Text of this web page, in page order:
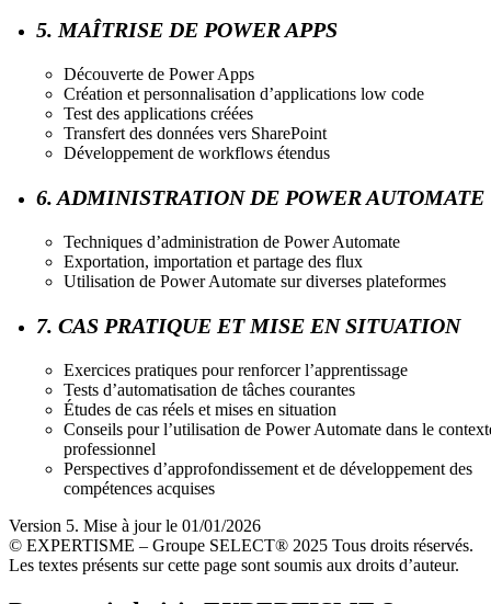
5. MAÎTRISE DE POWER APPS
Découverte de Power Apps
Création et personnalisation d’applications low code
Test des applications créées
Transfert des données vers SharePoint
Développement de workflows étendus
6. ADMINISTRATION DE POWER AUTOMATE
Techniques d’administration de Power Automate
Exportation, importation et partage des flux
Utilisation de Power Automate sur diverses plateformes
7. CAS PRATIQUE ET MISE EN SITUATION
Exercices pratiques pour renforcer l’apprentissage
Tests d’automatisation de tâches courantes
Études de cas réels et mises en situation
Conseils pour l’utilisation de Power Automate dans le
professionnel
Perspectives d’approfondissement et de développement des
compétences acquises
Version 5. Mise à jour le 01/01/2026
© EXPERTISME – Groupe SELECT® 2025 Tous droits réservés.
Les textes présents sur cette page sont soumis aux droits d’auteur.